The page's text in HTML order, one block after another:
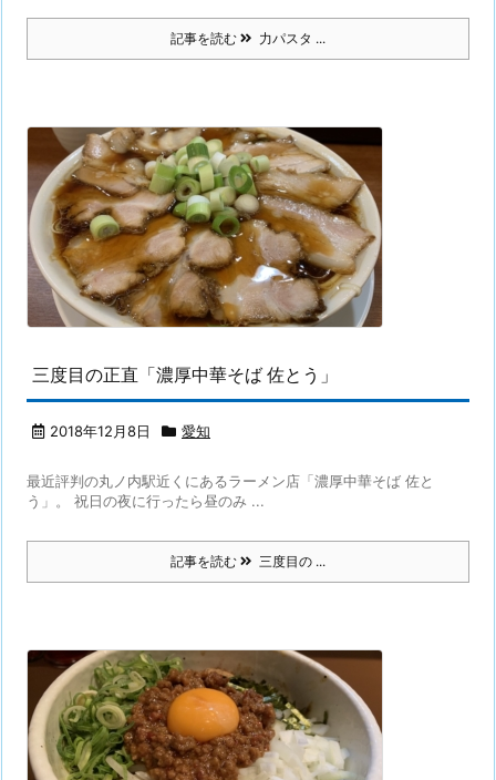
記事を読む 力パスタ ...
三度目の正直「濃厚中華そば 佐とう」
2018年12月8日 愛知
最近評判の丸ノ内駅近くにあるラーメン店「濃厚中華そば 佐と
う」。 祝日の夜に行ったら昼のみ ...
記事を読む 三度目の ...